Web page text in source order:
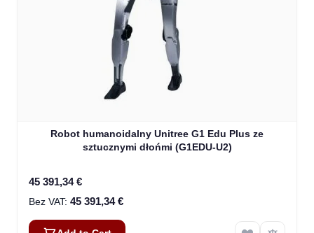
Robot humanoidalny Unitree G1 Edu Plus ze
sztucznymi dłońmi (G1EDU-U2)
45 391,34 €
45 391,34 €